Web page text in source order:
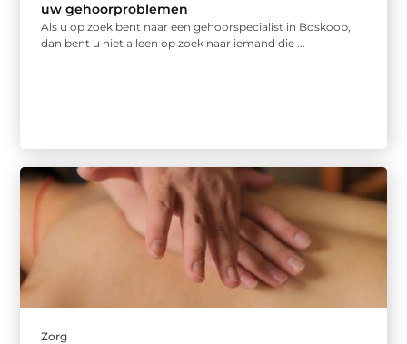
uw gehoorproblemen
Als u op zoek bent naar een gehoorspecialist in Boskoop,
dan bent u niet alleen op zoek naar iemand die ...
Zorg